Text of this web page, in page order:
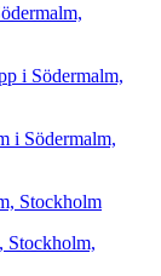
i Södermalm,
i Södermalm,
Stockholm
Stockholm,